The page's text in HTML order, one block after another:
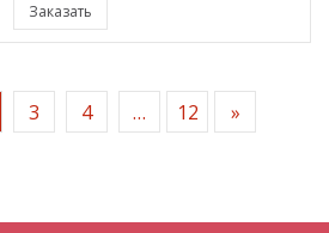
Заказать
3 4 … 12 »